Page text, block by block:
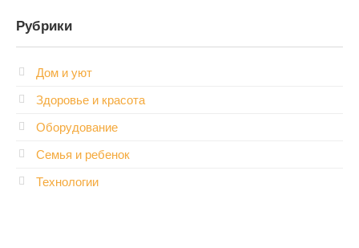
Рубрики
Дом и уют
Здоровье и красота
Оборудование
Семья и ребенок
Технологии